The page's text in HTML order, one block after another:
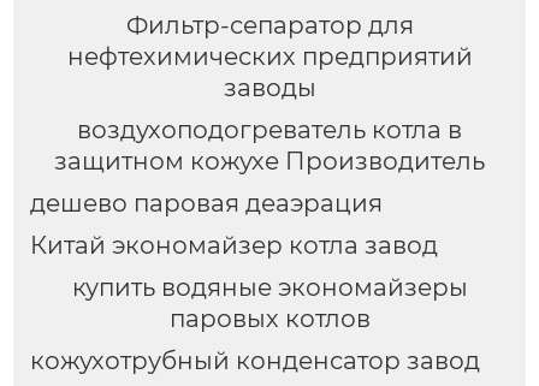
Фильтр-сепаратор для
нефтехимических предприятий
заводы
воздухоподогреватель котла в
защитном кожухе Производитель
дешево паровая деаэрация
Китай экономайзер котла завод
купить водяные экономайзеры
паровых котлов
кожухотрубный конденсатор завод